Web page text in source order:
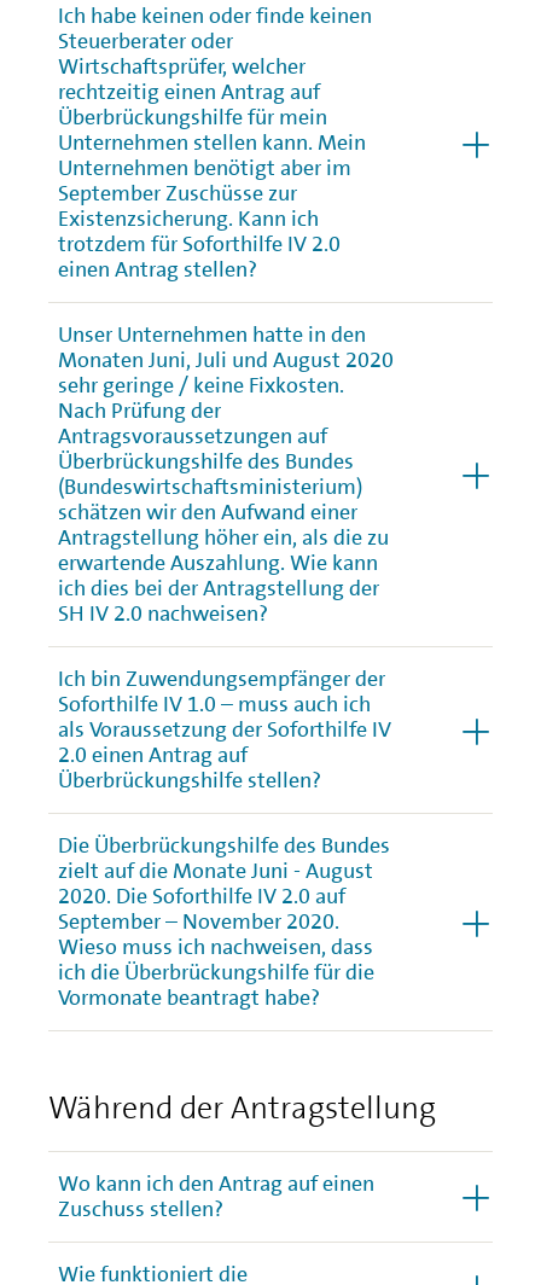
Ich habe keinen oder finde keinen
Steuerberater oder
Wirtschaftsprüfer, welcher
rechtzeitig einen Antrag auf
Überbrückungshilfe für mein
Unternehmen stellen kann. Mein
Unternehmen benötigt aber im
September Zuschüsse zur
Existenzsicherung. Kann ich
trotzdem für Soforthilfe IV 2.0
einen Antrag stellen?
Unser Unternehmen hatte in den
Monaten Juni, Juli und August 2020
sehr geringe / keine Fixkosten.
Nach Prüfung der
Antragsvoraussetzungen auf
Überbrückungshilfe des Bundes
(Bundeswirtschaftsministerium)
schätzen wir den Aufwand einer
Antragstellung höher ein, als die zu
erwartende Auszahlung. Wie kann
ich dies bei der Antragstellung der
SH IV 2.0 nachweisen?
Ich bin Zuwendungsempfänger der
Soforthilfe IV 1.0 – muss auch ich
als Voraussetzung der Soforthilfe IV
2.0 einen Antrag auf
Überbrückungshilfe stellen?
Die Überbrückungshilfe des Bundes
zielt auf die Monate Juni - August
2020. Die Soforthilfe IV 2.0 auf
September – November 2020.
Wieso muss ich nachweisen, dass
ich die Überbrückungshilfe für die
Vormonate beantragt habe?
Während der Antragstellung
Wo kann ich den Antrag auf einen
Zuschuss stellen?
Wie funktioniert die